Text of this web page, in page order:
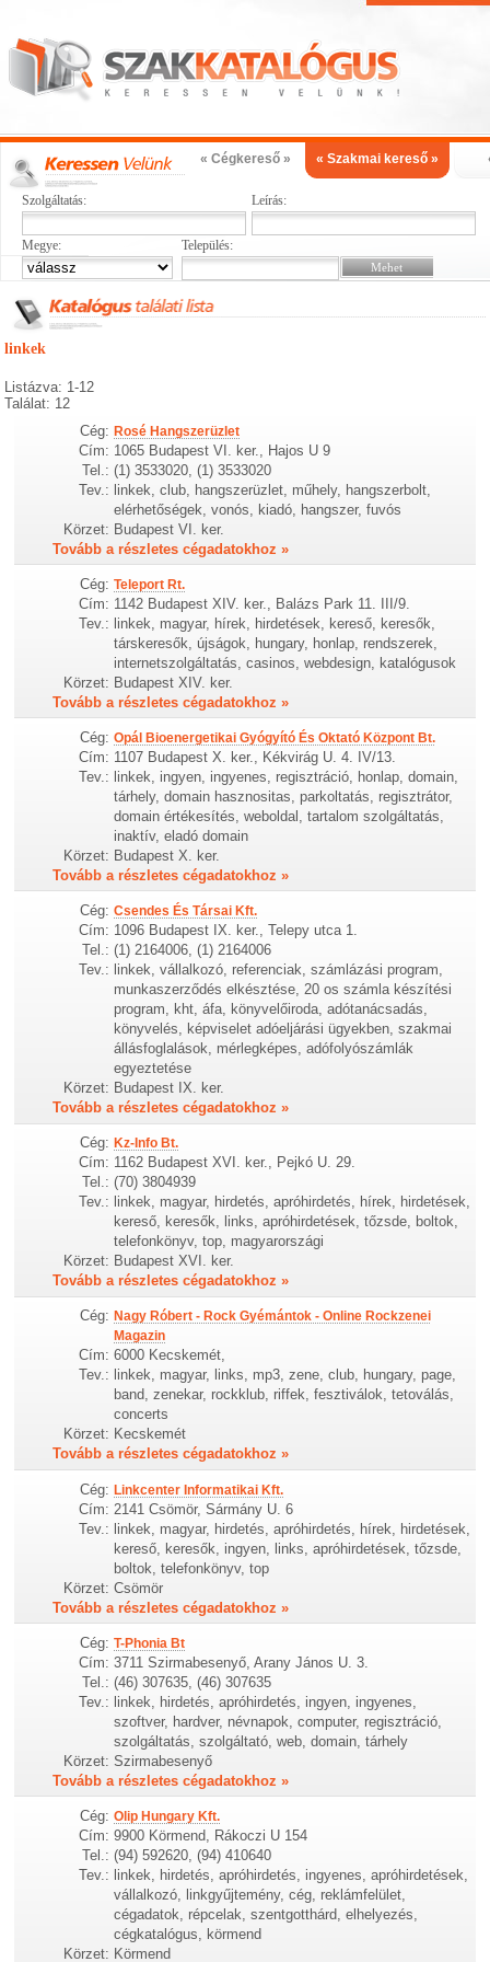
« Cégkereső » « Szakmai kereső »
Szolgáltatás: Leírás:
Megye: Település:
linkek
Listázva: 1-12
Találat: 12
Cég: Rosé Hangszerüzlet
Cím: 1065 Budapest VI. ker., Hajos U 9
Tel.: (1) 3533020, (1) 3533020
Tev.: linkek, club, hangszerüzlet, műhely, hangszerbolt,
elérhetőségek, vonós, kiadó, hangszer, fuvós
Körzet: Budapest VI. ker.
Tovább a részletes cégadatokhoz »
Cég: Teleport Rt.
Cím: 1142 Budapest XIV. ker., Balázs Park 11. III/9.
Tev.: linkek, magyar, hírek, hirdetések, kereső, keresők,
társkeresők, újságok, hungary, honlap, rendszerek,
internetszolgáltatás, casinos, webdesign, katalógusok
Körzet: Budapest XIV. ker.
Tovább a részletes cégadatokhoz »
Cég: Opál Bioenergetikai Gyógyító És Oktató Központ Bt.
Cím: 1107 Budapest X. ker., Kékvirág U. 4. IV/13.
Tev.: linkek, ingyen, ingyenes, regisztráció, honlap, domain,
tárhely, domain hasznositas, parkoltatás, regisztrátor,
domain értékesítés, weboldal, tartalom szolgáltatás,
inaktív, eladó domain
Körzet: Budapest X. ker.
Tovább a részletes cégadatokhoz »
Cég: Csendes És Társai Kft.
Cím: 1096 Budapest IX. ker., Telepy utca 1.
Tel.: (1) 2164006, (1) 2164006
Tev.: linkek, vállalkozó, referenciak, számlázási program,
munkaszerződés elkésztése, 20 os számla készítési
program, kht, áfa, könyvelőiroda, adótanácsadás,
könyvelés, képviselet adóeljárási ügyekben, szakmai
állásfoglalások, mérlegképes, adófolyószámlák
egyeztetése
Körzet: Budapest IX. ker.
Tovább a részletes cégadatokhoz »
Cég: Kz-Info Bt.
Cím: 1162 Budapest XVI. ker., Pejkó U. 29.
Tel.: (70) 3804939
Tev.: linkek, magyar, hirdetés, apróhirdetés, hírek, hirdetések,
kereső, keresők, links, apróhirdetések, tőzsde, boltok,
telefonkönyv, top, magyarországi
Körzet: Budapest XVI. ker.
Tovább a részletes cégadatokhoz »
Cég: Nagy Róbert - Rock Gyémántok - Online Rockzenei
Magazin
Cím: 6000 Kecskemét,
Tev.: linkek, magyar, links, mp3, zene, club, hungary, page,
band, zenekar, rockklub, riffek, fesztiválok, tetoválás,
concerts
Körzet: Kecskemét
Tovább a részletes cégadatokhoz »
Cég: Linkcenter Informatikai Kft.
Cím: 2141 Csömör, Sármány U. 6
Tev.: linkek, magyar, hirdetés, apróhirdetés, hírek, hirdetések,
kereső, keresők, ingyen, links, apróhirdetések, tőzsde,
boltok, telefonkönyv, top
Körzet: Csömör
Tovább a részletes cégadatokhoz »
Cég: T-Phonia Bt
Cím: 3711 Szirmabesenyő, Arany János U. 3.
Tel.: (46) 307635, (46) 307635
Tev.: linkek, hirdetés, apróhirdetés, ingyen, ingyenes,
szoftver, hardver, névnapok, computer, regisztráció,
szolgáltatás, szolgáltató, web, domain, tárhely
Körzet: Szirmabesenyő
Tovább a részletes cégadatokhoz »
Cég: Olip Hungary Kft.
Cím: 9900 Körmend, Rákoczi U 154
Tel.: (94) 592620, (94) 410640
Tev.: linkek, hirdetés, apróhirdetés, ingyenes, apróhirdetések,
vállalkozó, linkgyűjtemény, cég, reklámfelület,
cégadatok, répcelak, szentgotthárd, elhelyezés,
cégkatalógus, körmend
Körzet: Körmend